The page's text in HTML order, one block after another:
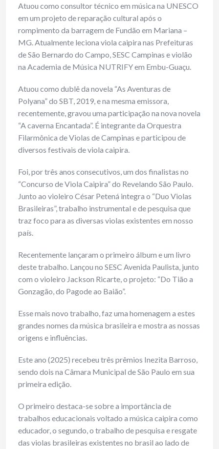
Atuou como consultor técnico em música na UNESCO
em um projeto de reparação cultural após o
rompimento da barragem de Fundão em Mariana –
MG. Atualmente leciona viola caipira nas Prefeituras
de São Bernardo do Campo, SESC Campinas e violão
na Academia de Música NUTRIFY em Embu-Guaçu.
Atuou como dublê da novela “As Aventuras de
Polyana” do SBT, 2019, e na mesma emissora,
recentemente, gravou uma participação na nova novela
“A caverna Encantada”. É integrante da Orquestra
Filarmônica de Violas de Campinas e participou de
diversos festivais de viola caipira.
Foi, por três anos consecutivos, um dos finalistas no
“Concurso de Viola Caipira” do Revelando São Paulo.
Junto ao violeiro César Petená integra o “Duo Violas
Brasileiras”, trabalho instrumental e de pesquisa que
traz foco para as diversas violas existentes em nosso
país.
Recentemente lançaram o primeiro álbum e um livro
deste trabalho. Lançou no SESC Avenida Paulista, junto
com o violeiro Jackson Ricarte, o projeto: “Do Tião a
Gonzagão, do Pagode ao Baião”.
Esse mais novo trabalho, faz uma homenagem a estes
grandes nomes da música brasileira e mostra as nossas
origens e influências.
Este ano (2025) recebeu três prêmios Inezita Barroso,
sendo dois na Câmara Municipal de São Paulo em sua
primeira edição.
O primeiro destaca-se sobre a importância de
trabalhos educacionais voltado a música caipira como
educador, o segundo, o trabalho de pesquisa e resgate
das violas brasileiras existentes no brasil ao lado de